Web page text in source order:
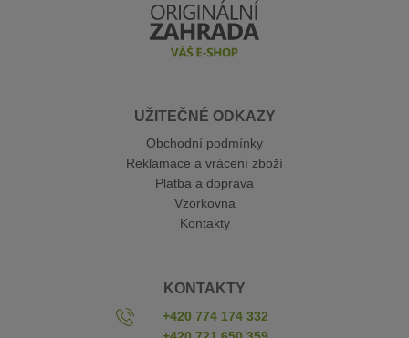
UŽITEČNÉ ODKAZY
Obchodní podmínky
Reklamace a vrácení zboží
Platba a doprava
Vzorkovna
Kontakty
KONTAKTY
+420 774 174 332